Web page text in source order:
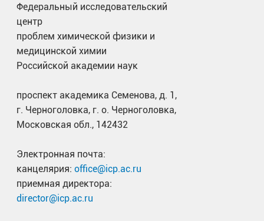
Федеральный исследовательский
центр
проблем химической физики и
медицинской химии
Российской академии наук
проспект академика Семенова, д. 1,
г. Черноголовка, г. о. Черноголовка,
Московская обл., 142432
Электронная почта:
канцелярия: office@icp.ac.ru
приемная директора:
director@icp.ac.ru